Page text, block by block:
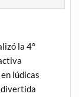
la 4°
lúdicas